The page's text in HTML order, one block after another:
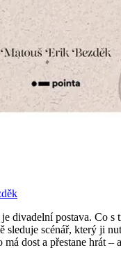
divadelní postava. Co s
sleduje scénář, který ji
dost a přestane hrát –